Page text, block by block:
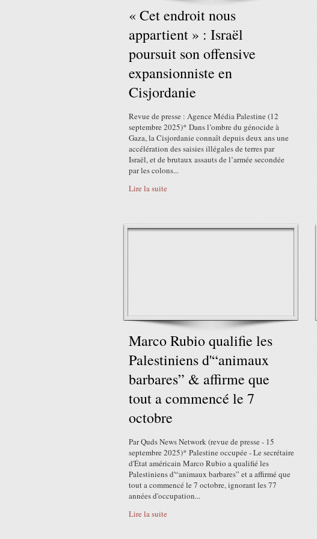
« Cet endroit nous
appartient » : Israël
poursuit son offensive
expansionniste en
Cisjordanie
Revue de presse : Agence Média Palestine (12
septembre 2025)* Dans l’ombre du génocide à
Gaza, la Cisjordanie connaît depuis deux ans une
accélération des saisies illégales de terres par
Israël, et de brutaux assauts de l’armée secondée
par les colons...
Lire la suite
Marco Rubio qualifie les
Palestiniens d'“animaux
barbares” & affirme que
tout a commencé le 7
octobre
Par Quds News Network (revue de presse - 15
septembre 2025)* Palestine occupée - Le secrétaire
d'État américain Marco Rubio a qualifié les
Palestiniens d'“animaux barbares” et a affirmé que
tout a commencé le 7 octobre, ignorant les 77
années d'occupation...
Lire la suite